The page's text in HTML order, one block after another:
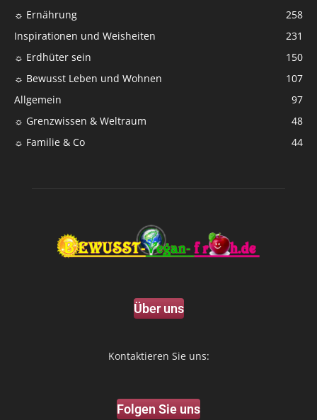
☼ Ernährung
258
Inspirationen und Weisheiten
231
☼ Erdhüter sein
150
☼ Bewusst Leben und Wohnen
107
Allgemein
97
☼ Grenzwissen & Weltraum
48
☼ Familie & Co
44
Über uns
Kontaktieren Sie uns:
Folgen Sie uns